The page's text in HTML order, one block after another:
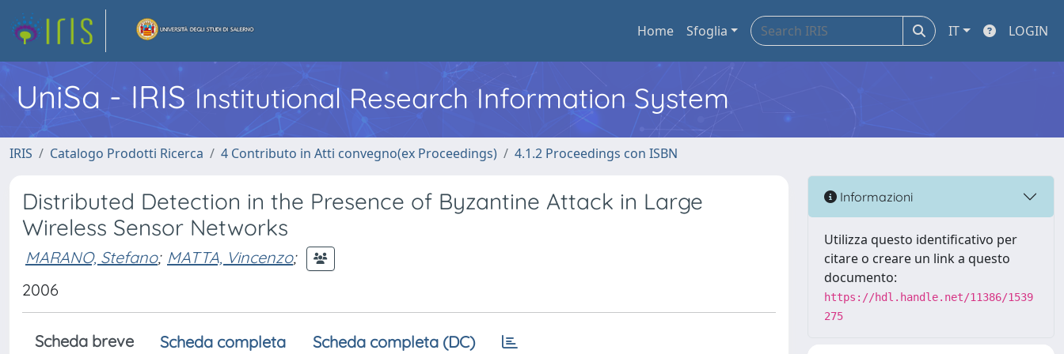
Home Sfoglia IT LOGIN
UniSa - IRIS Institutional Research Information System
IRIS Catalogo Prodotti Ricerca 4 Contributo in Atti convegno(ex Proceedings) 4.1.2 Proceedings con ISBN
Distributed Detection in the Presence of Byzantine Attack in Large
Wireless Sensor Networks
MARANO, Stefano; MATTA, Vincenzo;
2006
Scheda breve Scheda completa Scheda completa (DC)
Informazioni
Utilizza questo identificativo per
citare o creare un link a questo
documento:
https://hdl.handle.net/11386/1539
275